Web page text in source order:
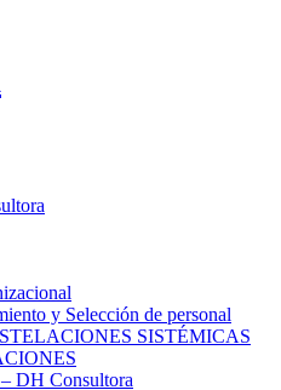
y Selección de personal
SISTÉMICAS
DH Consultora